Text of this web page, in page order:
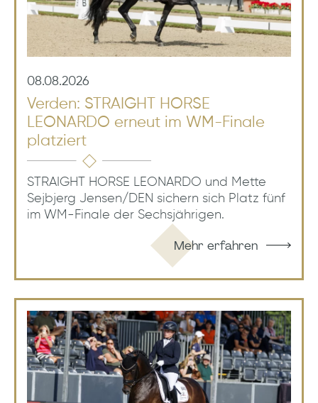
08.08.2026
Verden: STRAIGHT HORSE
LEONARDO erneut im WM-Finale
platziert
STRAIGHT HORSE LEONARDO und Mette
Sejbjerg Jensen/DEN sichern sich Platz fünf
im WM-Finale der Sechsjährigen.
Mehr erfahren